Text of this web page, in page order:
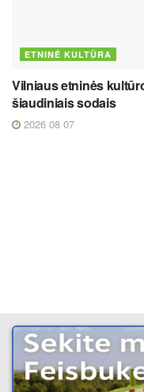
ETNINĖ KULTŪRA
Vilniaus etninės
šiaudiniais sodais
2026 08 07